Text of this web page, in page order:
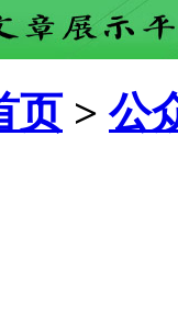
页 > 公